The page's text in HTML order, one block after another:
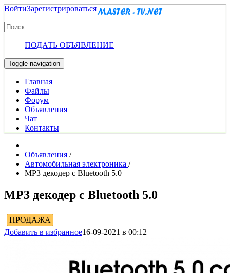
ВойтиЗарегистрироваться
ПОДАТЬ ОБЪЯВЛЕНИЕ
Toggle navigation
Главная
Файлы
Форум
Объявления
Чат
Контакты
Объявления /
Автомобильная электроника /
MP3 декодер с Bluetooth 5.0
MP3 декодер с Bluetooth 5.0
ПРОДАЖА
Добавить в избранное16-09-2021 в 00:12